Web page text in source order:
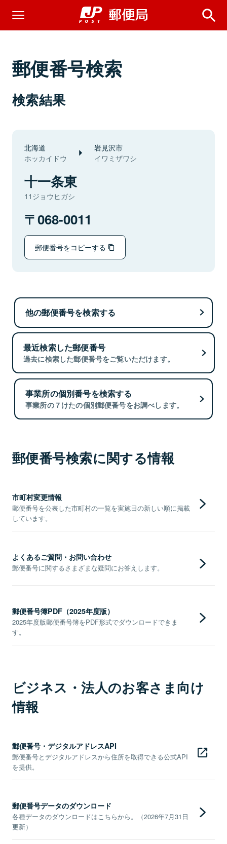
郵便番号検索
検索結果
北海道
ホッカイドウ
岩見沢市
イワミザワシ
十一条東
11ジョウヒガシ
068-0011
郵便番号をコピーする
他の郵便番号を検索する
最近検索した郵便番号
過去に検索した郵便番号をご覧いただけます。
事業所の個別番号を検索する
事業所の７けたの個別郵便番号をお調べします。
郵便番号検索に関する情報
市町村変更情報
郵便番号を公表した市町村の一覧を実施日の新しい順に掲載
しています。
よくあるご質問・お問い合わせ
郵便番号に関するさまざまな疑問にお答えします。
郵便番号簿PDF（2025年度版）
2025年度版郵便番号簿をPDF形式でダウンロードできま
す。
ビジネス・法人のお客さま向け
情報
郵便番号・デジタルアドレスAPI
郵便番号とデジタルアドレスから住所を取得できる公式API
を提供。
郵便番号データのダウンロード
各種データのダウンロードはこちらから。（2026年7月31日
更新）